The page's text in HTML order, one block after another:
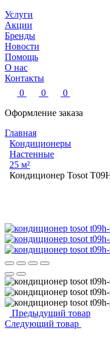
Услуги
Акции
Бренды
Новости
Помощь
О нас
Контакты
0
0
0
Оформление заказа
Главная
Кондиционеры
Настенные
25 м²
Кондиционер Tosot
Предыдущий товар
Следующий товар